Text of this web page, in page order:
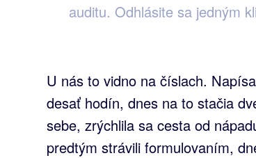
auditu. Odhlásite sa jedným
U nás to vidno na číslach.
desať hodín, dnes na to stačia
sebe, zrýchlila sa cesta od
predtým strávili formulovaním,